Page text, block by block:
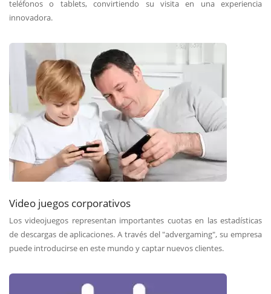
teléfonos o tablets, convirtiendo su visita en una experiencia
innovadora.
Video juegos corporativos
Los videojuegos representan importantes cuotas en las estadísticas
de descargas de aplicaciones. A través del "advergaming", su empresa
puede introducirse en este mundo y captar nuevos clientes.